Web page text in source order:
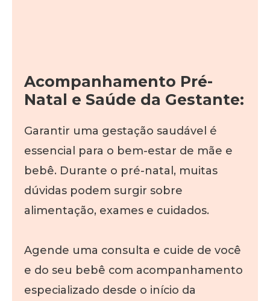
Acompanhamento Pré-
Natal e Saúde da Gestante:
Garantir uma gestação saudável é
essencial para o bem-estar de mãe e
bebê. Durante o pré-natal, muitas
dúvidas podem surgir sobre
alimentação, exames e cuidados.
Agende uma consulta e cuide de você
e do seu bebê com acompanhamento
especializado desde o início da